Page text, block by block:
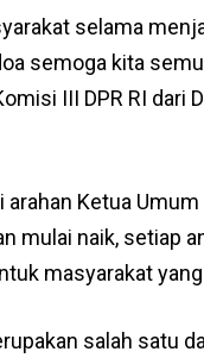
selama
semoga kita
III DPR RI dari
Ketua
mulai naik, setiap
masyarakat
salah satu